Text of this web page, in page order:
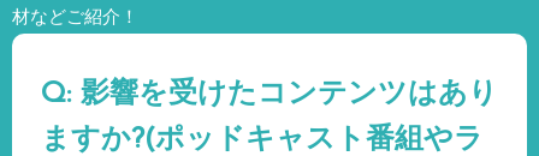
材などご紹介！
Q: 影響を受けたコンテンツはあり
ますか?(ポッドキャスト番組やラ